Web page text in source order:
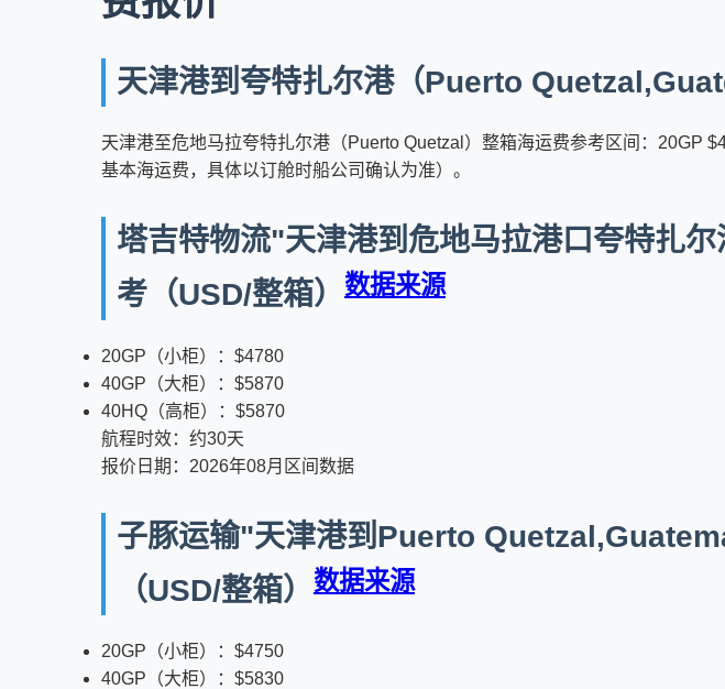
天津港到夸特扎尔港（Puerto
天津港至危地马拉夸特扎尔港（Puerto Quetzal）整箱海运费参考区间：20GP
基本海运费，具体以订舱时船公司确认为准）。
塔吉特物流"天津港到危地马拉港口夸特扎
考（USD/整箱） 数据来源
20GP（小柜）：$4780
40GP（大柜）：$5870
40HQ（高柜）：$5870
航程时效：约30天
报价日期：2026年08月区间数据
子豚运输"天津港到Puerto
（USD/整箱） 数据来源
20GP（小柜）：$4750
40GP（大柜）：$5830